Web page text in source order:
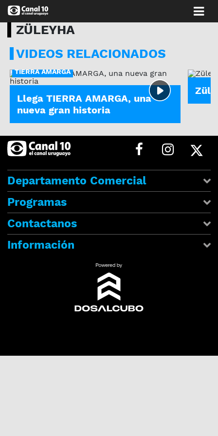
ZÜLEYHA
VIDEOS RELACIONADOS
TIERRA AMARGA
Llega TIERRA AMARGA, una
nueva gran historia
Departamento Comercial
Programas
Contactanos
Información